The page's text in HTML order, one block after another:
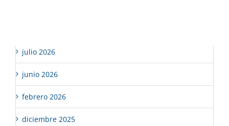
julio 2026
junio 2026
febrero 2026
diciembre 2025